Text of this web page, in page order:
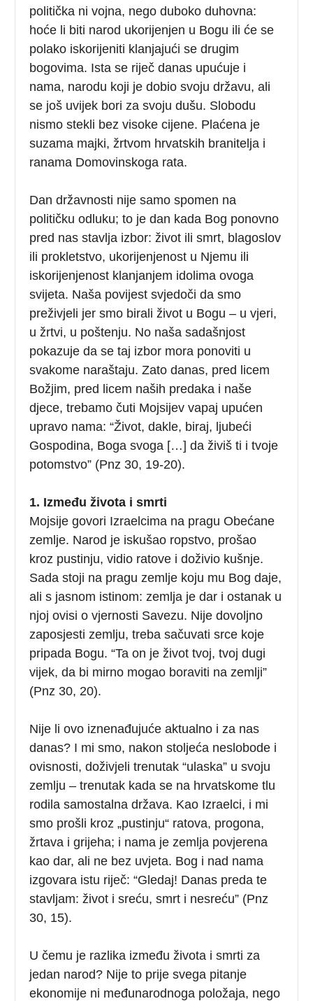
politička ni vojna, nego duboko duhovna:
hoće li biti narod ukorijenjen u Bogu ili će se
polako iskorijeniti klanjajući se drugim
bogovima. Ista se riječ danas upućuje i
nama, narodu koji je dobio svoju državu, ali
se još uvijek bori za svoju dušu. Slobodu
nismo stekli bez visoke cijene. Plaćena je
suzama majki, žrtvom hrvatskih branitelja i
ranama Domovinskoga rata.
Dan državnosti nije samo spomen na
političku odluku; to je dan kada Bog ponovno
pred nas stavlja izbor: život ili smrt, blagoslov
ili prokletstvo, ukorijenjenost u Njemu ili
iskorijenjenost klanjanjem idolima ovoga
svijeta. Naša povijest svjedoči da smo
preživjeli jer smo birali život u Bogu – u vjeri,
u žrtvi, u poštenju. No naša sadašnjost
pokazuje da se taj izbor mora ponoviti u
svakome naraštaju. Zato danas, pred licem
Božjim, pred licem naših predaka i naše
djece, trebamo čuti Mojsijev vapaj upućen
upravo nama: “Život, dakle, biraj, ljubeći
Gospodina, Boga svoga […] da živiš ti i tvoje
potomstvo” (Pnz 30, 19-20).
1. Između života i smrti
Mojsije govori Izraelcima na pragu Obećane
zemlje. Narod je iskušao ropstvo, prošao
kroz pustinju, vidio ratove i doživio kušnje.
Sada stoji na pragu zemlje koju mu Bog daje,
ali s jasnom istinom: zemlja je dar i ostanak u
njoj ovisi o vjernosti Savezu. Nije dovoljno
zaposjesti zemlju, treba sačuvati srce koje
pripada Bogu. “Ta on je život tvoj, tvoj dugi
vijek, da bi mirno mogao boraviti na zemlji”
(Pnz 30, 20).
Nije li ovo iznenađujuće aktualno i za nas
danas? I mi smo, nakon stoljeća neslobode i
ovisnosti, doživjeli trenutak “ulaska” u svoju
zemlju – trenutak kada se na hrvatskome tlu
rodila samostalna država. Kao Izraelci, i mi
smo prošli kroz „pustinju“ ratova, progona,
žrtava i grijeha; i nama je zemlja povjerena
kao dar, ali ne bez uvjeta. Bog i nad nama
izgovara istu riječ: “Gledaj! Danas preda te
stavljam: život i sreću, smrt i nesreću” (Pnz
30, 15).
U čemu je razlika između života i smrti za
jedan narod? Nije to prije svega pitanje
ekonomije ni međunarodnoga položaja, nego